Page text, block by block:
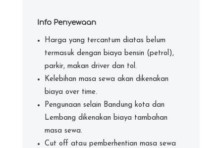
Info Penyewaan
Harga yang tercantum diatas belum
termasuk dengan biaya bensin (petrol),
parkir, makan driver dan tol.
Kelebihan masa sewa akan dikenakan
biaya over time.
Pengunaan selain Bandung kota dan
Lembang dikenakan biaya tambahan
masa sewa.
Cut off atau pemberhentian masa sewa